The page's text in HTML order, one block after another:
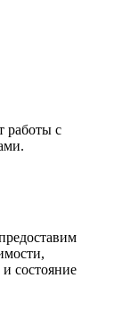
работы с
состояние